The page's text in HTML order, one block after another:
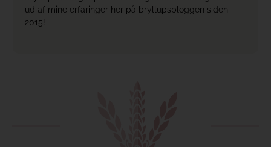
ud af mine erfaringer her på bryllupsbloggen siden
2015!